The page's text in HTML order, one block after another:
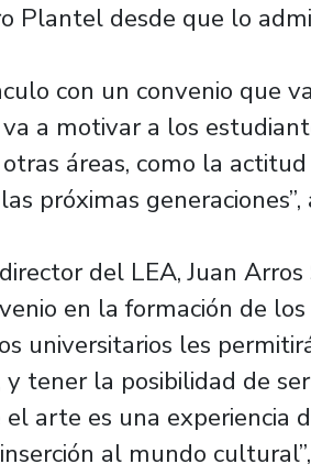
Plantel desde que lo
con un convenio que
a motivar a los
áreas, como la
próximas generaciones”,
del LEA, Juan
en la formación de
universitarios les
tener la posibilidad de
arte es una experiencia
al mundo